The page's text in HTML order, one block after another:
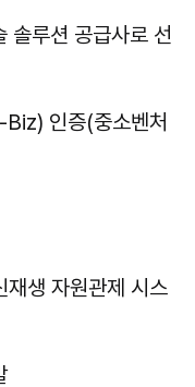
솔루션 공급사로 선
인증(중소벤처
생 자원관제 시스